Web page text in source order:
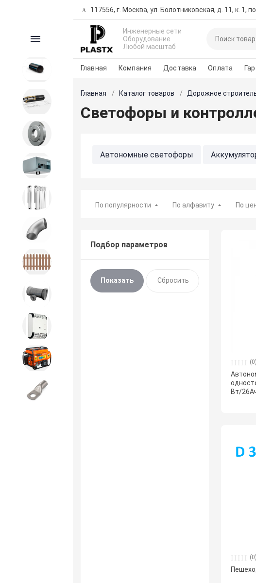
117556, г. Москва, ул. Болотниковская, д. 11, к. 1,
Инженерные сети
Оборудование
Любой масштаб
Главная Компания Доставка Оплата
Каталог
ПНД продукция
теплоснабжения
Дорожное строительство
Канализационная продукция
Главная Каталог товаров Дорожное
Светофоры и
Автономные светофоры
По популярности По алфавиту По
Подбор параметров
(0)
Вт/
(0)